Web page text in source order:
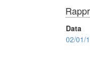
Data
02/01/